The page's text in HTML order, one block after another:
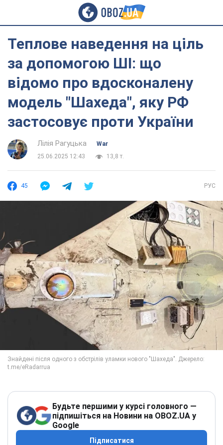
Теплове наведення на ціль
за допомогою ШІ: що
відомо про вдосконалену
модель "Шахеда", яку РФ
застосовує проти України
Лілія Рагуцька
War
25.06.2025 12:43
13,8 т.
45 РУС
Будьте першими у курсі головного —
підпишіться на Новини на OBOZ.UA у
Google
Підписатися